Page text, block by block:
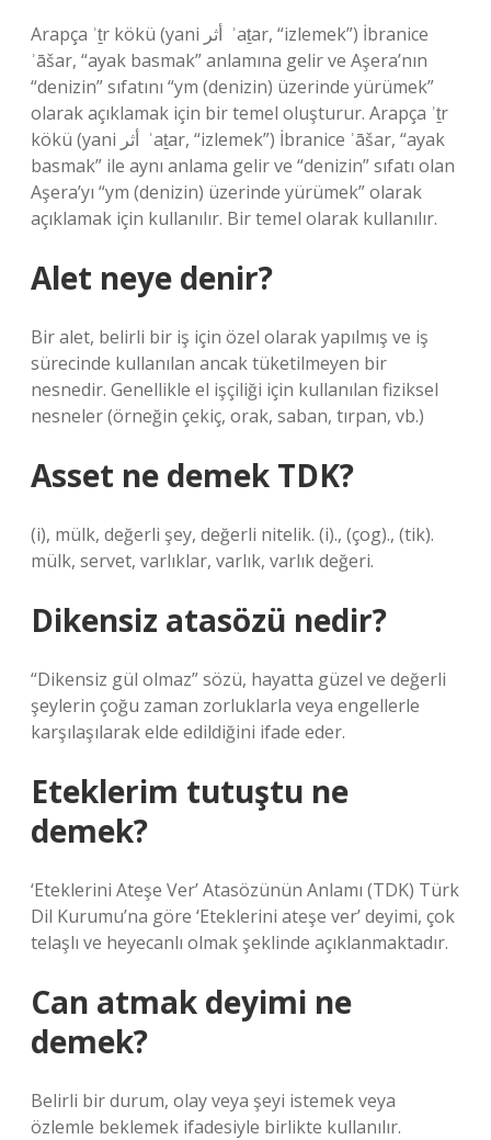
Arapça ʾṯr kökü (yani أثر ‎ ʾaṯar, “izlemek”) İbranice
ʾāšar, “ayak basmak” anlamına gelir ve Aşera’nın
“denizin” sıfatını “ym (denizin) üzerinde yürümek”
olarak açıklamak için bir temel oluşturur. Arapça ʾṯr
kökü (yani أثر ‎ ʾaṯar, “izlemek”) İbranice ʾāšar, “ayak
basmak” ile aynı anlama gelir ve “denizin” sıfatı olan
Aşera’yı “ym (denizin) üzerinde yürümek” olarak
açıklamak için kullanılır. Bir temel olarak kullanılır.
Alet neye denir?
Bir alet, belirli bir iş için özel olarak yapılmış ve iş
sürecinde kullanılan ancak tüketilmeyen bir
nesnedir. Genellikle el işçiliği için kullanılan fiziksel
nesneler (örneğin çekiç, orak, saban, tırpan, vb.)
Asset ne demek TDK?
(i), mülk, değerli şey, değerli nitelik. (i)., (çog)., (tik).
mülk, servet, varlıklar, varlık, varlık değeri.
Dikensiz atasözü nedir?
“Dikensiz gül olmaz” sözü, hayatta güzel ve değerli
şeylerin çoğu zaman zorluklarla veya engellerle
karşılaşılarak elde edildiğini ifade eder.
Eteklerim tutuştu ne
demek?
‘Eteklerini Ateşe Ver’ Atasözünün Anlamı (TDK) Türk
Dil Kurumu’na göre ‘Eteklerini ateşe ver’ deyimi, çok
telaşlı ve heyecanlı olmak şeklinde açıklanmaktadır.
Can atmak deyimi ne
demek?
Belirli bir durum, olay veya şeyi istemek veya
özlemle beklemek ifadesiyle birlikte kullanılır.